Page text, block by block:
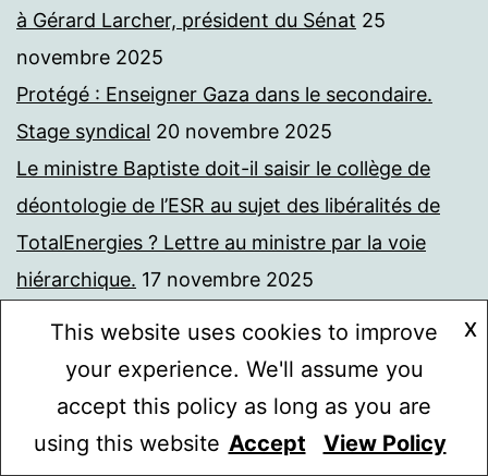
à Gérard Larcher, président du Sénat 25
novembre 2025
Protégé : Enseigner Gaza dans le secondaire.
Stage syndical 20 novembre 2025
Le ministre Baptiste doit-il saisir le collège de
déontologie de l’ESR au sujet des libéralités de
TotalEnergies ? Lettre au ministre par la voie
hiérarchique. 17 novembre 2025
par TotalEnergies de la chaire Avenir Commun
This website uses cookies to improve
your experience. We'll assume you
accept this policy as long as you are
using this website
X
Accept View Policy
Mode sombre :